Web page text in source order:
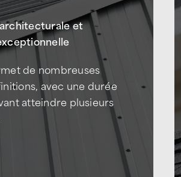
et
de nombreuses
avec une durée
atteindre plusieurs